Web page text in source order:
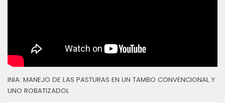
INIA: MANEJO DE LAS PASTURAS EN UN TAMBO CONVENCIONAL Y
UNO ROBATIZADOL